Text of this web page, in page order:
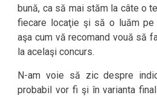
bună, ca să mai stăm la câte o
fiecare locaţie şi să o luăm pe
aşa cum vă recomand vouă să
la acelaşi concurs.
N-am voie să zic despre
probabil vor fi şi în varianta